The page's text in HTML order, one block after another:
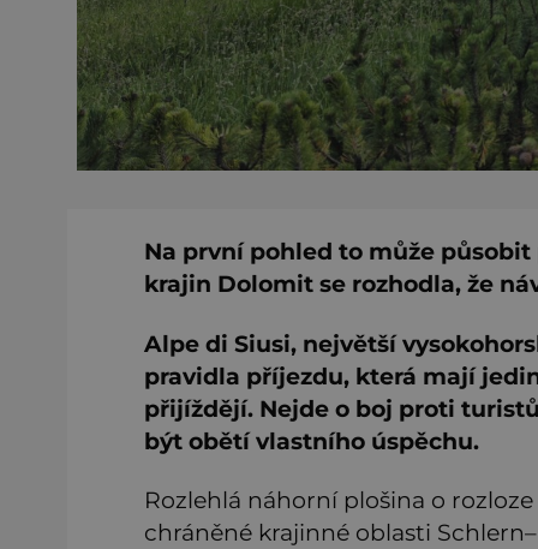
Na první pohled to může
krajin Dolomit se rozhodla, že
Alpe di Siusi, největší
pravidla příjezdu, která mají
přijíždějí. Nejde o boj proti
být obětí vlastního úspěchu.
Rozlehlá náhorní plošina o
chráněné krajinné oblasti